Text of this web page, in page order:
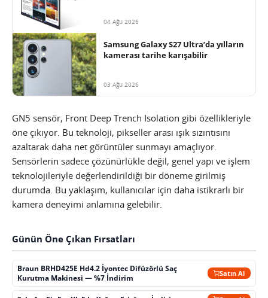
04 Ağu 2026
Samsung Galaxy S27 Ultra’da yılların
kamerası tarihe karışabilir
03 Ağu 2026
GN5 sensör, Front Deep Trench Isolation gibi özellikleriyle
öne çıkıyor. Bu teknoloji, pikseller arası ışık sızıntısını
azaltarak daha net görüntüler sunmayı amaçlıyor.
Sensörlerin sadece çözünürlükle değil, genel yapı ve işlem
teknolojileriyle değerlendirildiği bir döneme girilmiş
durumda. Bu yaklaşım, kullanıcılar için daha istikrarlı bir
kamera deneyimi anlamına gelebilir.
Günün Öne Çıkan Fırsatları
Braun BRHD425E Hd4.2 İyontec Difüzörlü Saç
Kurutma Makinesi — %7 İndirim
Satın Al